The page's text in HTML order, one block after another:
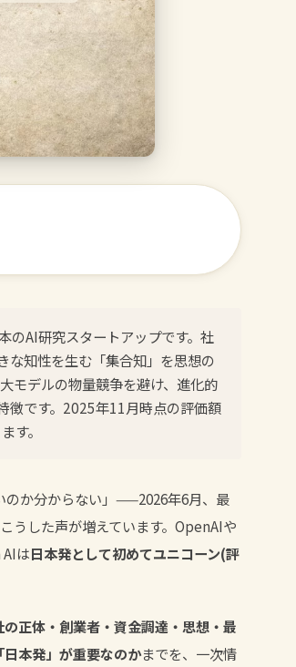
のAI研究スタートアップです。社
な知性を生む「集合知」を思想の
モデルの物量競争を避け、進化的
徴です。2025年11月時点の評価額
す。
のか分からない」——2026年6月、最
うした声が増えています。OpenAIや
は日本発として初めてユニコーン(評
の正体・創業者・資金調達・思想・最
本発」が重要なのかまでを、一次情